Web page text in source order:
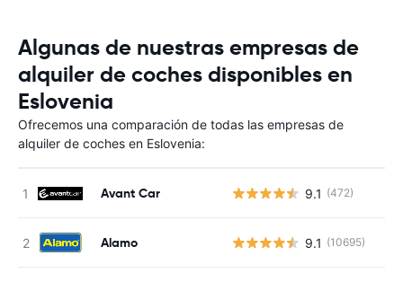
Algunas de nuestras empresas de
alquiler de coches disponibles en
Eslovenia
Ofrecemos una comparación de todas las empresas de
alquiler de coches en Eslovenia:
Avant Car 9.1 (472)
Alamo 9.1 (10695)